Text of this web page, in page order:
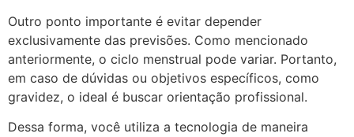
Outro ponto importante é evitar depender
exclusivamente das previsões. Como mencionado
anteriormente, o ciclo menstrual pode variar. Portanto,
em caso de dúvidas ou objetivos específicos, como
gravidez, o ideal é buscar orientação profissional.
Dessa forma, você utiliza a tecnologia de maneira